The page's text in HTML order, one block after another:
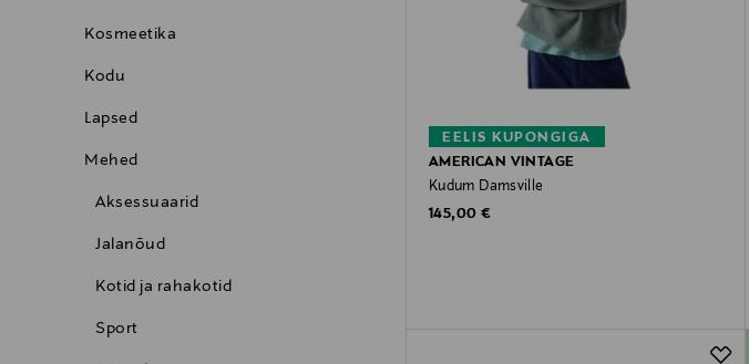
Kosmeetika
Kodu
Lapsed
Mehed
Aksessuaarid
Jalanõud
Kotid ja rahakotid
Sport
EELIS KUPONGIGA
AMERICAN VINTAGE
Kudum Damsville
Original Price
145,00 €